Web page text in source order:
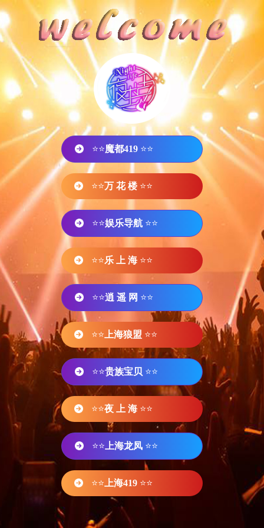
⭐⭐魔都419 ⭐⭐
⭐⭐万 花 楼 ⭐⭐
⭐⭐娱乐导航 ⭐⭐
⭐⭐乐 上 海 ⭐⭐
⭐⭐逍 遥 网 ⭐⭐
⭐⭐ 上海狼盟 ⭐⭐
⭐⭐贵族宝贝 ⭐⭐
⭐⭐夜 上 海 ⭐⭐
⭐⭐ 上海龙凤 ⭐⭐
⭐⭐ 上海419 ⭐⭐